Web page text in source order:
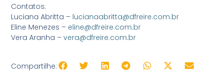
Contatos:
Luciana Abritta – lucianaabritta@dfreire.com.br
Eline Menezes – eline@dfreire.com.br
Vera Aranha –vera@dfreire.com.br
Compartilhe: